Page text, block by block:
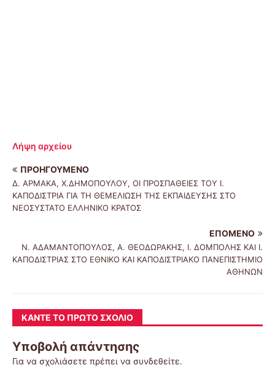
Λήψη αρχείου
ΠΡΟΗΓΟΎΜΕΝΟ
Δ. ΑΡΜΑΚΑ, Χ.ΔΗΜΟΠΟΥΛΟΥ, ΟΙ ΠΡΟΣΠΑΘΕΙΕΣ ΤΟΥ Ι.
ΚΑΠΟΔΙΣΤΡΙΑ ΓΙΑ ΤΗ ΘΕΜΕΛΙΩΣΗ ΤΗΣ ΕΚΠΑΙΔΕΥΣΗΣ ΣΤΟ
ΝΕΟΣΥΣΤΑΤΟ ΕΛΛΗΝΙΚΟ ΚΡΑΤΟΣ
ΕΠΌΜΕΝΟ
Ν. ΑΔΑΜΑΝΤΟΠΟΥΛΟΣ, Α. ΘΕΟΔΩΡΑΚΗΣ, Ι. ΔΟΜΠΟΛΗΣ KAI Ι.
ΚΑΠΟΔΙΣΤΡΙΑΣ ΣΤΟ ΕΘΝΙΚΟ KAI ΚΑΠΟΔΙΣΤΡΙΑΚΟ ΠΑΝΕΠΙΣΤΗΜΙΟ
ΑΘΗΝΩΝ
ΚΆΝΤΕ ΤΟ ΠΡΏΤΟ ΣΧΌΛΙΟ
Υποβολή απάντησης
Για να σχολιάσετε πρέπει να συνδεθείτε.